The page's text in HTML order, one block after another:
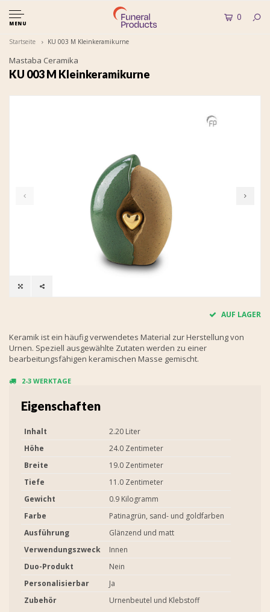
MENU
0
Startseite KU 003 M Kleinkeramikurne
Mastaba Ceramika
KU 003 M Kleinkeramikurne
AUF LAGER
Keramik ist ein häufig verwendetes Material zur Herstellung von
Urnen. Speziell ausgewählte Zutaten werden zu einer
bearbeitungsfähigen keramischen Masse gemischt.
2-3 WERKTAGE
Eigenschaften
Inhalt
2.20 Liter
Höhe
24.0 Zentimeter
Breite
19.0 Zentimeter
Tiefe
11.0 Zentimeter
Gewicht
0.9 Kilogramm
Farbe
Patinagrün, sand- und goldfarben
Ausführung
Glänzend und matt
Verwendungszweck
Innen
Duo-Produkt
Nein
Personalisierbar
Ja
Zubehör
Urnenbeutel und Klebstoff